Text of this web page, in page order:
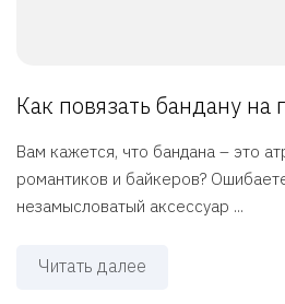
Как повязать бандану на
Вам кажется, что бандана – это
романтиков и байкеров?
незамысловатый аксессуар ...
Читать далее